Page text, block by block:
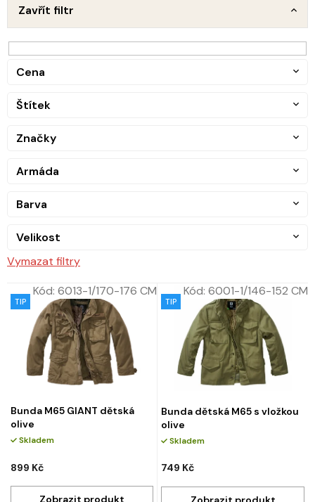
Zavřít filtr
Značky
Armáda
Barva
Velikost
Vymazat filtry
Cena
Štítek
t
TIP
Bunda M65 GIANT dětská
olive
Skladem
899 Kč
Kód: 6013-1/170-176 CM
TIP
Bunda dětská M65 s vložkou
olive
Skladem
749 Kč
Kód: 6001-1/146-152 CM